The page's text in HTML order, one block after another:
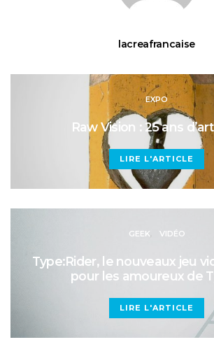
lacreafrancaise
EXPO
Raw Vision : 25 ans
LIRE L'ARTICLE
GEEK VIDÉO
Type:Rider, le nouveaux jeu
pour les amoureux de
LIRE L'ARTICLE